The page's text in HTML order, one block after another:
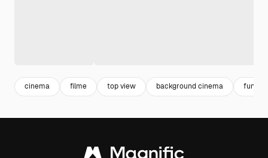
cinema filme top view background cinema fundo